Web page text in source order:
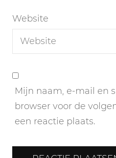
Website
Mijn naam, e-mail en
browser voor de
een reactie plaats.